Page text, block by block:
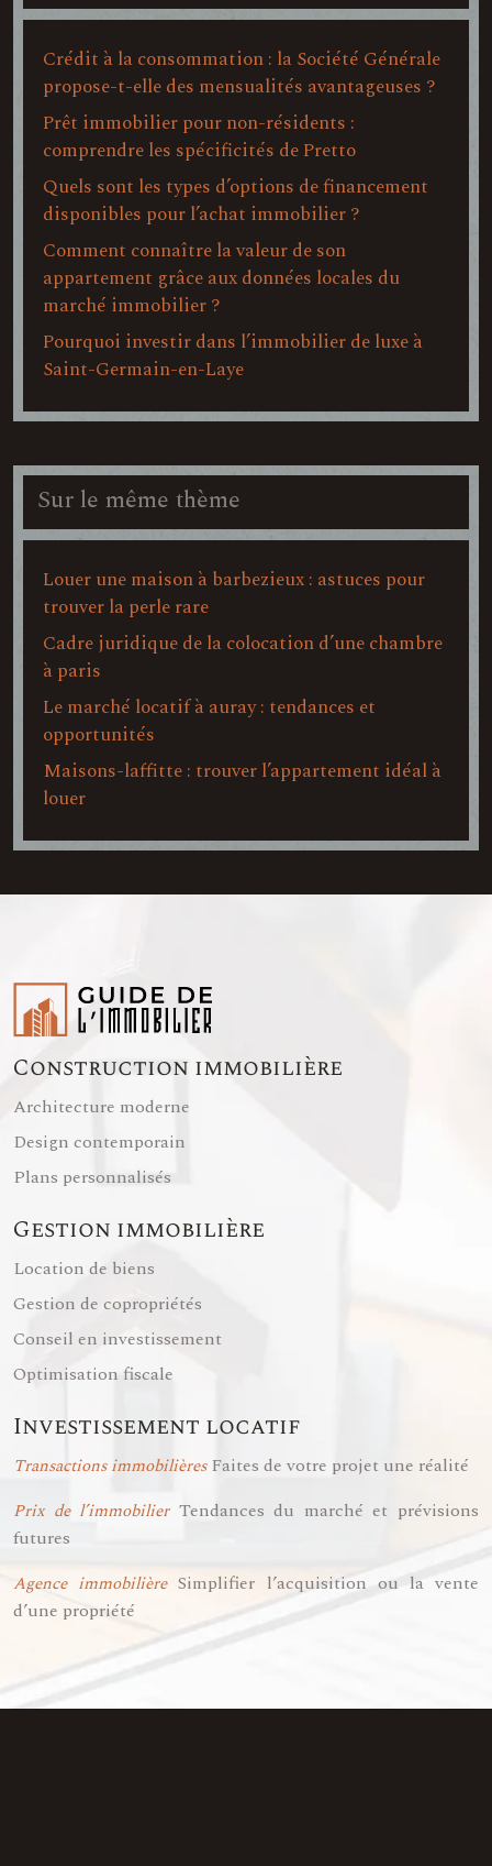
Crédit à la consommation : la Société Générale
propose-t-elle des mensualités avantageuses ?
Prêt immobilier pour non-résidents :
comprendre les spécificités de Pretto
Quels sont les types d’options de financement
disponibles pour l’achat immobilier ?
Comment connaître la valeur de son
appartement grâce aux données locales du
marché immobilier ?
Pourquoi investir dans l’immobilier de luxe à
Saint-Germain-en-Laye
Sur le même thème
Louer une maison à barbezieux : astuces pour
trouver la perle rare
Cadre juridique de la colocation d’une chambre
à paris
Le marché locatif à auray : tendances et
opportunités
Maisons-laffitte : trouver l’appartement idéal à
louer
Construction immobilière
Architecture moderne
Design contemporain
Plans personnalisés
Gestion immobilière
Location de biens
Gestion de copropriétés
Conseil en investissement
Optimisation fiscale
Investissement locatif
Transactions immobilièresFaites de votre projet une réalité
Prix de l’immobilierTendances du marché et prévisions
futures
Agence immobilièreSimplifier l’acquisition ou la vente
d’une propriété